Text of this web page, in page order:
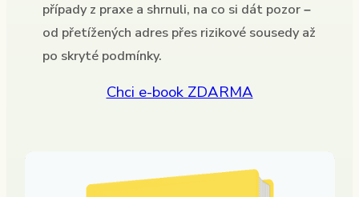
případy z praxe a shrnuli, na co si dát pozor –
od přetížených adres přes rizikové sousedy až
po skryté podmínky.
Chci e-book ZDARMA